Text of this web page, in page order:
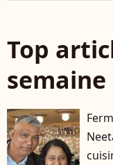
Top
semaine